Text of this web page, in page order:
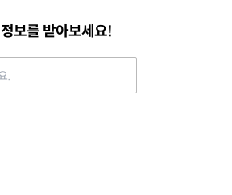
보를 받아보세요!